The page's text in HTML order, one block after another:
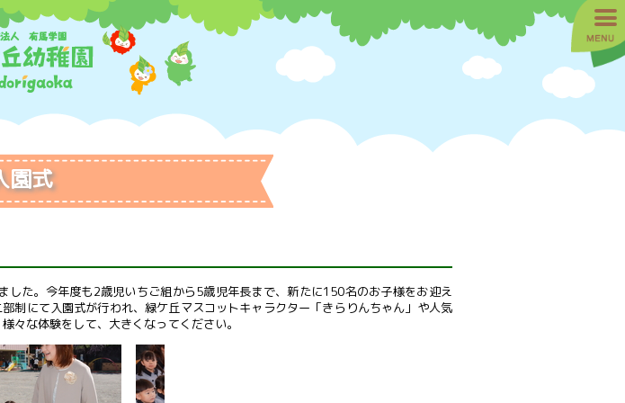
園式
た。今年度も2歳児いちご組から5歳児年長まで、新たに150名のお子様をお迎え
制にて入園式が行われ、緑ケ丘マスコットキャラクター「きらりんちゃん」や人気
々な体験をして、大きくなってください。